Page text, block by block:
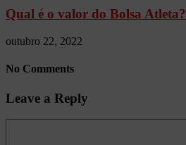
Qual é o valor do Bolsa Atleta?
outubro 22, 2022
No Comments
Leave a Reply